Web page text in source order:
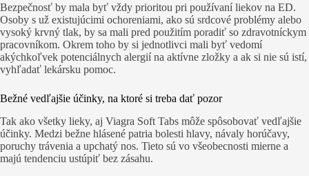
Bezpečnosť by mala byť vždy prioritou pri používaní liekov na ED.
Osoby s už existujúcimi ochoreniami, ako sú srdcové problémy alebo
vysoký krvný tlak, by sa mali pred použitím poradiť so zdravotníckym
pracovníkom. Okrem toho by si jednotlivci mali byť vedomí
akýchkoľvek potenciálnych alergií na aktívne zložky a ak si nie sú istí,
vyhľadať lekársku pomoc.
Bežné vedľajšie účinky, na ktoré si treba dať pozor
Tak ako všetky lieky, aj Viagra Soft Tabs môže spôsobovať vedľajšie
účinky. Medzi bežne hlásené patria bolesti hlavy, návaly horúčavy,
poruchy trávenia a upchatý nos. Tieto sú vo všeobecnosti mierne a
majú tendenciu ustúpiť bez zásahu.